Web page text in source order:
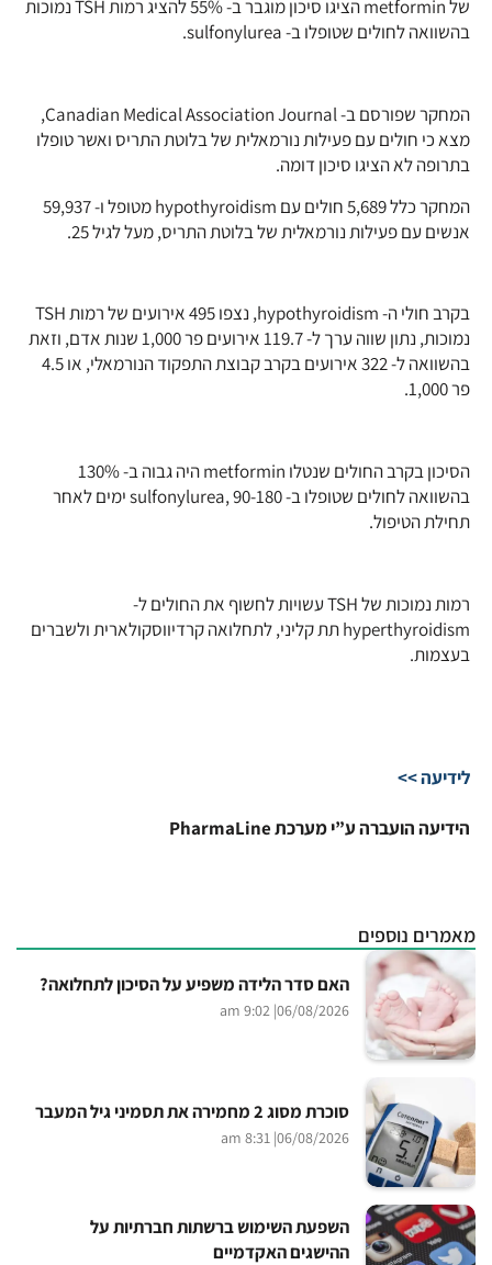
של metformin הציגו סיכון מוגבר ב- 55% להציג רמות TSH נמוכות
בהשוואה לחולים שטופלו ב- sulfonylurea.
המחקר שפורסם ב- Canadian Medical Association Journal,
מצא כי חולים עם פעילות נורמאלית של בלוטת התריס ואשר טופלו
בתרופה לא הציגו סיכון דומה.
המחקר כלל 5,689 חולים עם hypothyroidism מטופל ו- 59,937
אנשים עם פעילות נורמאלית של בלוטת התריס, מעל לגיל 25.
בקרב חולי ה- hypothyroidism, נצפו 495 אירועים של רמות TSH
נמוכות, נתון שווה ערך ל- 119.7 אירועים פר 1,000 שנות אדם, וזאת
בהשוואה ל- 322 אירועים בקרב קבוצת התפקוד הנורמאלי, או 4.5
פר 1,000.
הסיכון בקרב החולים שנטלו metformin היה גבוה ב- 130%
בהשוואה לחולים שטופלו ב- sulfonylurea, 90-180 ימים לאחר
תחילת הטיפול.
רמות נמוכות של TSH עשויות לחשוף את החולים ל-
hyperthyroidism תת קליני, לתחלואה קרדיווסקולארית ולשברים
בעצמות.
לידיעה >>
הידיעה הועברה ע”י מערכת PharmaLine
מאמרים נוספים
האם סדר הלידה משפיע על הסיכון לתחלואה?
06/08/2026
| 9:02 am
סוכרת מסוג 2 מחמירה את תסמיני גיל המעבר
06/08/2026
| 8:31 am
השפעת השימוש ברשתות חברתיות על
ההישגים האקדמיים